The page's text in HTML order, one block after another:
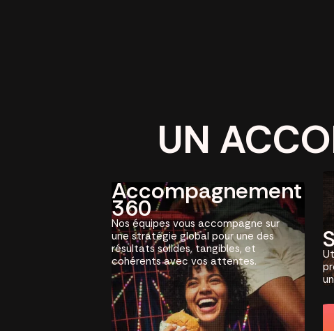
UN
Accompagnement
360
Nos équipes vous accompagne sur
une stratégie global pour une des
résultats solides, tangibles, et
cohérents avec vos attentes.